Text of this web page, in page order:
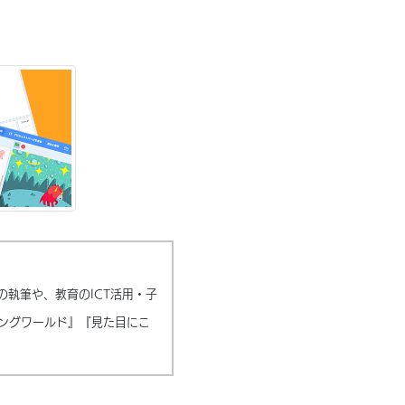
執筆や、教育のICT活用・子
グワールド』『見た目にこ